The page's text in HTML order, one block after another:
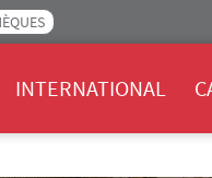
INTERNATIONAL